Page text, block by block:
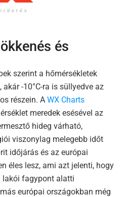
és
szerint a hőmérsékletek
-10°C-ra is süllyedve az
részein. A WX Charts
meredek esésével az
hideg várható,
viszonylag melegebb időt
időjárás és az európai
éles lesz, ami azt jelenti, hogy
lakói fagypont alatti
európai országokban még